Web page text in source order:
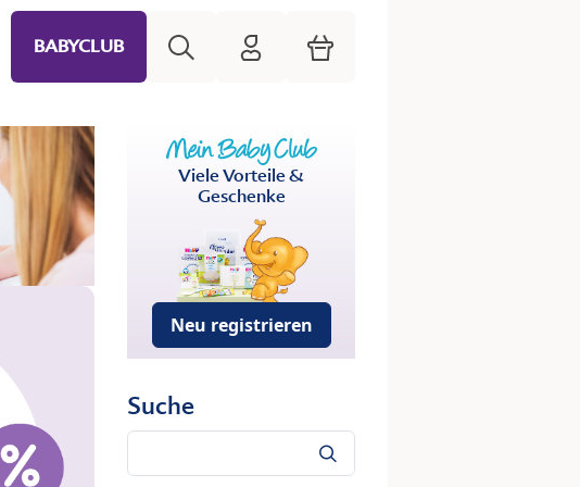
BABYCLUB HiPP Mein Babyclub
Warenkorb
Viele Vorteile &
Geschenke
Neu registrieren
Suche